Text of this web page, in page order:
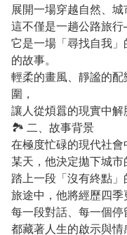
展開一場穿越自然、城
這不僅是一趟公路旅
它是一場「尋找自我
的故事。
輕柔的畫風、靜謐的
圍，
讓人從煩囂的現實中解
🏞️ 二、故事背景
在極度忙碌的現代社會
某天，他決定拋下城
踏上一段「沒有終點」
旅途中，他將經歷四季
每一段對話、每一個停
都藏著人生的啟示與情